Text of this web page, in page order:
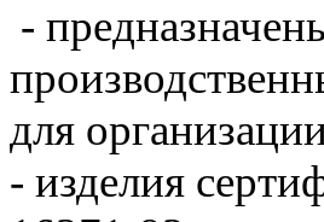
-
для
- изделия